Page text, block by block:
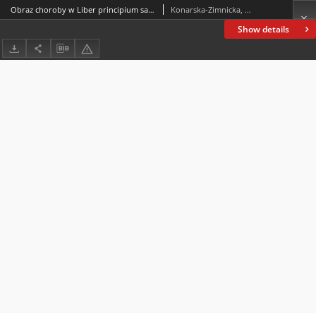
Show details
Obraz choroby w Liber principium sapientiae Abrahama ibn Ezry Konarska-Zimnicka, Sylwia